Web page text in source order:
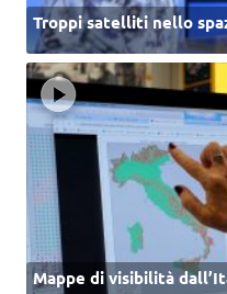
Troppi satelliti nello
Mappe di visibilità